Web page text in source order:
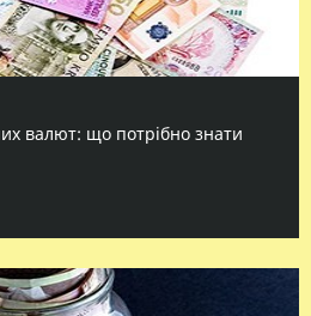
валют: що потрібно знати